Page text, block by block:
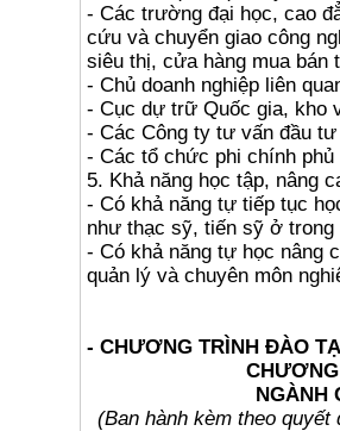
- Các trường đại học, cao
cứu và chuyển giao công
siêu thị, cửa hàng mua bán
- Chủ doanh nghiệp liên
- Cục dự trữ Quốc gia, kho
- Các Công ty tư vấn đầu
- Các tổ chức phi chính phủ
5. Khả năng học tập, nâng
- Có khả năng tự tiếp tục
như thạc sỹ, tiến sỹ ở
- Có khả năng tự học nâng
quản lý và chuyên môn
- CHƯƠNG TRÌNH ĐÀO
NGÀNH
(Ban hành kèm theo